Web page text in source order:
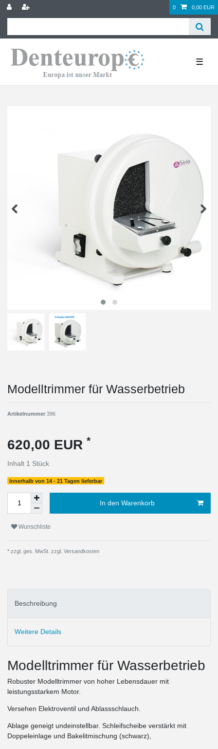
0 0,00 EUR
☰
Modelltrimmer für Wasserbetrieb
Artikelnummer 396
620,00 EUR *
Inhalt 1 Stück
Innerhalb von 14 - 21 Tagen lieferbar
In den Warenkorb
Wunschliste
* zzgl. ges. MwSt. zzgl. Versandkosten
Beschreibung
Weitere Details
Modelltrimmer für Wasserbetrieb
Robuster Modelltrimmer von hoher Lebensdauer mit
leistungsstarkem Motor.
Versehen Elektroventil und Ablassschlauch.
Ablage geneigt undeinstellbar. Schleifscheibe verstärkt mit
Doppeleinlage und Bakelitmischung (schwarz),